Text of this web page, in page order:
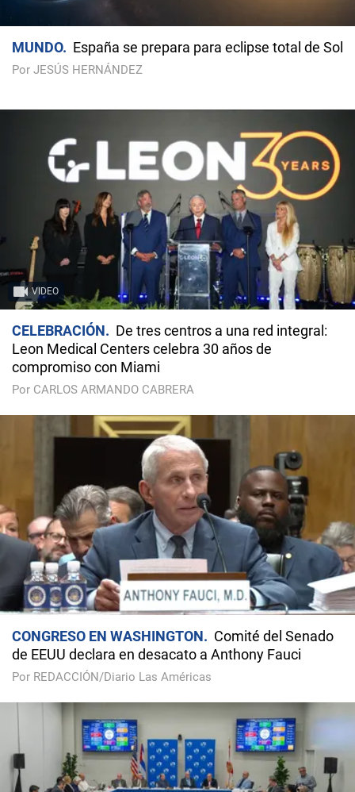
MUNDO España se prepara para eclipse total de Sol
Por JESÚS HERNÁNDEZ
VIDEO
CELEBRACIÓN
De tres centros a una red integral:
Leon Medical Centers celebra 30 años de
compromiso con Miami
Por CARLOS ARMANDO CABRERA
CONGRESO EN WASHINGTON
Comité del Senado
de EEUU declara en desacato a Anthony Fauci
Por REDACCIÓN/Diario Las Américas